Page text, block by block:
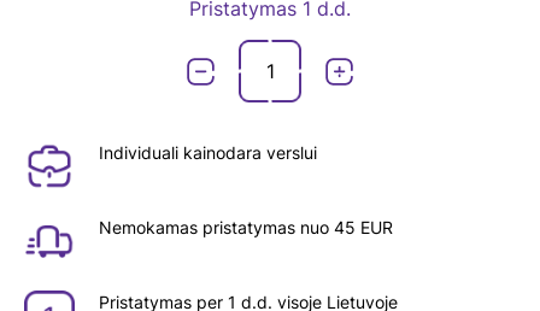
Pristatymas 1 d.d.
Individuali kainodara verslui
Nemokamas pristatymas nuo 45 EUR
Pristatymas per 1 d.d. visoje Lietuvoje